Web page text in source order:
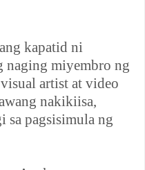
kapatid ni
naging miyembro ng
artist at video
nakikiisa,
sa pagsisimula ng